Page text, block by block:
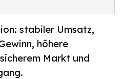
stabiler Umsatz,
höhere
Markt und